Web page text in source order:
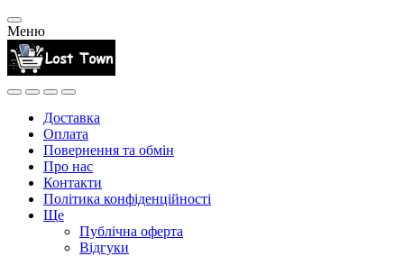
Меню
Доставка
Оплата
Повернення та обмін
Про нас
Контакти
Політика конфіденційності
Ще
Публічна оферта
Відгуки